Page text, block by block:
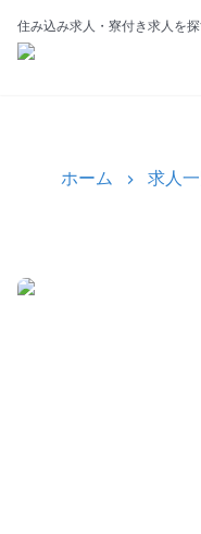
住み込み求人・寮付き求人を
ホーム 求人